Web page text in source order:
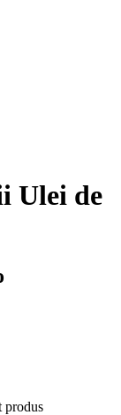
Ulei de
produs